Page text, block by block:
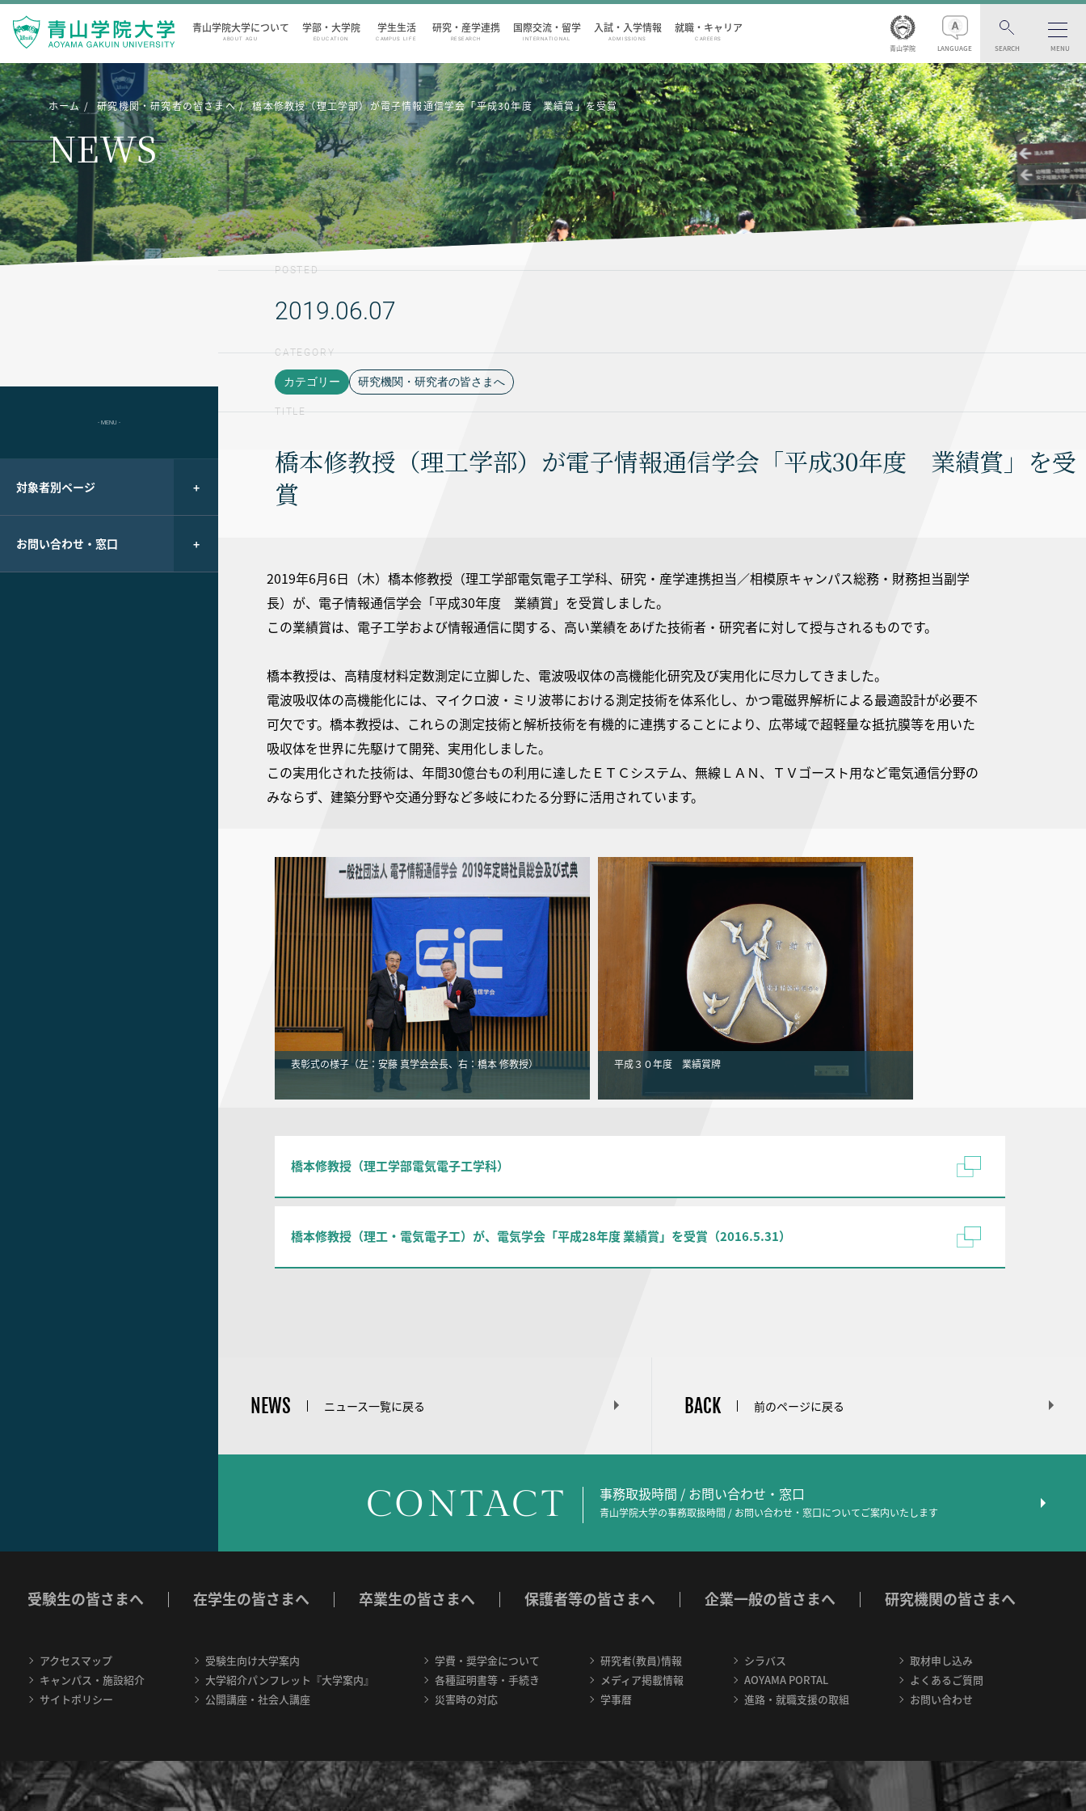
青山学院大学について
ABOUT AGU
学部・大学院
EDUCATION
学生生活
CAMPUS LIFE
研究・産学連携
RESEARCH
国際交流・留学
INTERNATIONAL
入試・入学情報
ADMISSIONS
就職・キャリア
CAREERS
青山学院 LANGUAGE SEARCH MENU
ホーム 研究機関・研究者の皆さまへ 橋本修教授（理工学部）が電子情報通信学会「平成30年度 業績賞」を受賞
NEWS
- MENU -
対象者別ページ
お問い合わせ・窓口
POSTED
2019.06.07
CATEGORY
カテゴリー 研究機関・研究者の皆さまへ
TITLE
橋本修教授（理工学部）が電子情報通信学会「平成30年度 業績賞」を受
賞
2019年6月6日（木）橋本修教授（理工学部電気電子工学科、研究・産学連携担当／相模原キャンパス総務・財務担当副学
長）が、電子情報通信学会「平成30年度 業績賞」を受賞しました。
この業績賞は、電子工学および情報通信に関する、高い業績をあげた技術者・研究者に対して授与されるものです。
橋本教授は、高精度材料定数測定に立脚した、電波吸収体の高機能化研究及び実用化に尽力してきました。
電波吸収体の高機能化には、マイクロ波・ミリ波帯における測定技術を体系化し、かつ電磁界解析による最適設計が必要不
可欠です。橋本教授は、これらの測定技術と解析技術を有機的に連携することにより、広帯域で超軽量な抵抗膜等を用いた
吸収体を世界に先駆けて開発、実用化しました。
この実用化された技術は、年間30億台もの利用に達したＥＴＣシステム、無線ＬＡＮ、ＴＶゴースト用など電気通信分野の
みならず、建築分野や交通分野など多岐にわたる分野に活用されています。
表彰式の様子（左：安藤 真学会会長、右：橋本 修教授） 平成３０年度 業績賞牌
橋本修教授（理工学部電気電子工学科）
橋本修教授（理工・電気電子工）が、電気学会「平成28年度 業績賞」を受賞（2016.5.31）
NEWS ニュース一覧に戻る BACK 前のページに戻る
CONTACT 事務取扱時間 / お問い合わせ・窓口
青山学院大学の事務取扱時間 / お問い合わせ・窓口についてご案内いたします
受験生の皆さまへ 在学生の皆さまへ 卒業生の皆さまへ 保護者等の皆さまへ 企業一般の皆さまへ 研究機関の皆さまへ
アクセスマップ
キャンパス・施設紹介
サイトポリシー
受験生向け大学案内
大学紹介パンフレット『大学案内』
公開講座・社会人講座
学費・奨学金について
各種証明書等・手続き
災害時の対応
研究者(教員)情報
メディア掲載情報
学事暦
シラバス
AOYAMA PORTAL
進路・就職支援の取組
取材申し込み
よくあるご質問
お問い合わせ